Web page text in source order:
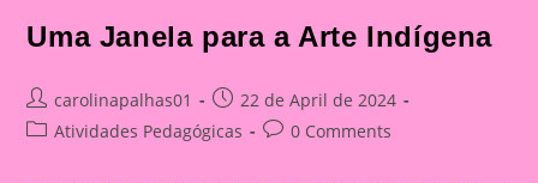
Uma Janela para a Arte Indígena
Post
author:
carolinapalhas01
Post
published:
22 de April de 2024
PostAtividades Pedagógicas
Post0 Comments